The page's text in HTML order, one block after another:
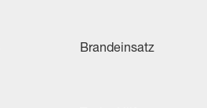
Brandeinsatz